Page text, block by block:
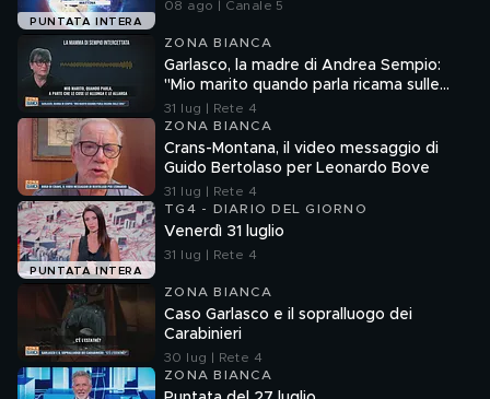
PUNTATA INTERA
08 ago | Canale 5
ZONA BIANCA
Garlasco, la madre di Andrea Sempio:
"Mio marito quando parla ricama sulle
cose"
31 lug | Rete 4
ZONA BIANCA
Crans-Montana, il video messaggio di
Guido Bertolaso per Leonardo Bove
31 lug | Rete 4
PUNTATA INTERA
TG4 - DIARIO DEL GIORNO
Venerdì 31 luglio
31 lug | Rete 4
ZONA BIANCA
Caso Garlasco e il sopralluogo dei
Carabinieri
30 lug | Rete 4
ZONA BIANCA